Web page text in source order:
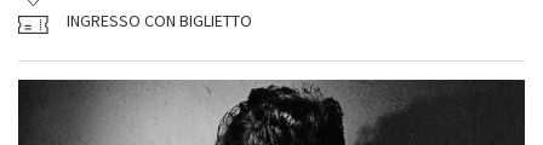
INGRESSO CON BIGLIETTO